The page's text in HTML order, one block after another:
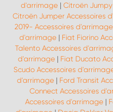
d'arrimage| Citroën
Citroën Jumper Accessoires
2019- Accessoires d'arrimage
d'arrimage | Fiat Fiorino
Talento Accessoires
d'arrimage| Fiat Ducato
Scudo Accessoires
d'arrimage| Ford Transit
Connect Accessoires
Accessoires d'arrimage |